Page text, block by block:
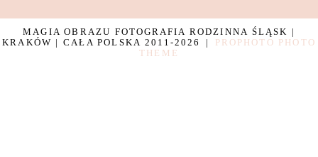
MAGIA OBRAZU FOTOGRAFIA RODZINNA ŚLĄSK |
KRAKÓW | CAŁA POLSKA 2011-2026
|
PROPHOTO PHOTO
THEME